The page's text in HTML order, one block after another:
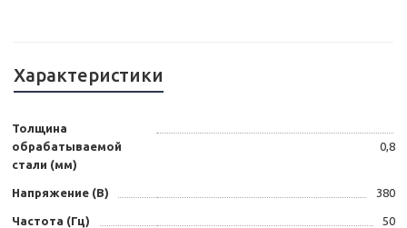
Характеристики
Толщина
обрабатываемой
стали (мм)
0,8
Напряжение (В) 380
Частота (Гц) 50